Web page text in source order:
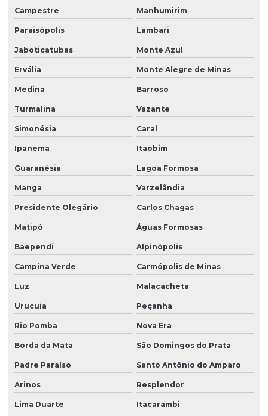
Campestre Manhumirim
Paraisópolis Lambari
Jaboticatubas Monte Azul
Ervália Monte Alegre de Minas
Medina Barroso
Turmalina Vazante
Simonésia Caraí
Ipanema Itaobim
Guaranésia Lagoa Formosa
Manga Varzelândia
Presidente Olegário Carlos Chagas
Matipó Águas Formosas
Baependi Alpinópolis
Campina Verde Carmópolis de Minas
Luz Malacacheta
Urucuia Peçanha
Rio Pomba Nova Era
Borda da Mata São Domingos do Prata
Padre Paraíso Santo Antônio do Amparo
Arinos Resplendor
Lima Duarte Itacarambi